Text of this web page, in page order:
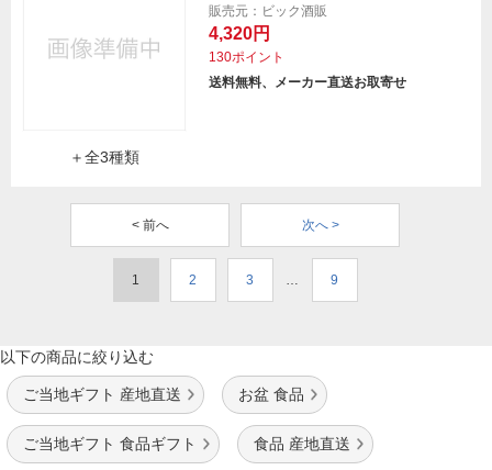
＋全3種類
販売元：ビック酒販
4,320円
130ポイント
送料無料、メーカー直送お取寄せ
< 前へ 次へ >
1 2 3 … 9
以下の商品に絞り込む
ご当地ギフト 産地直送 お盆 食品
ご当地ギフト 食品ギフト 食品 産地直送